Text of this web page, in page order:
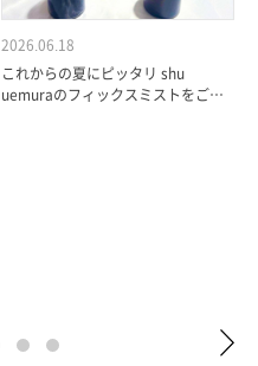
2026.06.18
これからの夏にピッタリ shu
uemuraのフィックスミストをご紹